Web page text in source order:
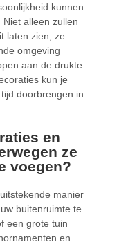
kunnen
alleen zullen
laten zien, ze
omgeving
aan de drukte
kun je
doorbrengen in
en
ze
voegen?
manier
buitenruimte te
een grote tuin
en